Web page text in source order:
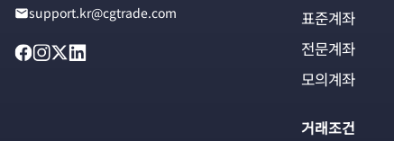
support.kr@cgtrade.com
표준계좌
전문계좌
모의계좌
거래조건